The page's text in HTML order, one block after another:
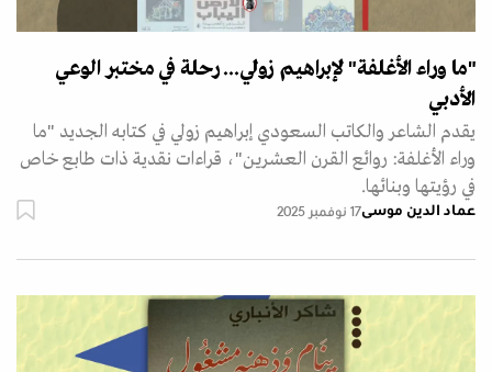
"ما وراء الأغلفة" لإبراهيم زولي... رحلة في مختبر الوعي
الأدبي
يقدم الشاعر والكاتب السعودي إبراهيم زولي في كتابه الجديد "ما
وراء الأغلفة: روائع القرن العشرين"، قراءات نقدية ذات طابع خاص
في رؤيتها وبنائها.
عماد الدين موسى17 نوفمبر 2025